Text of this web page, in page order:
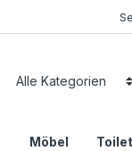
Möbel